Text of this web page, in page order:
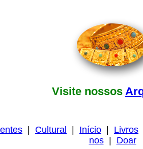
Visite nossos
Cultural Início Livros
nos| Doar